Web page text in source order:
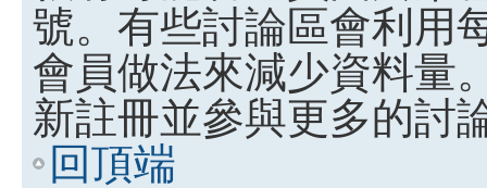
號。有些討論區會利用
會員做法來減少資料量
新註冊並參與更多的討
回頂端